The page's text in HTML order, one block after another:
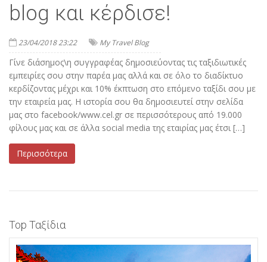
blog και κέρδισε!
23/04/2018 23:22 My Travel Blog
Γίνε διάσημος\η συγγραφέας δημοσιεύοντας τις ταξιδιωτικές
εμπειρίες σου στην παρέα μας αλλά και σε όλο το διαδίκτυο
κερδίζοντας μέχρι και 10% έκπτωση στο επόμενο ταξίδι σου με
την εταιρεία μας. Η ιστορία σου θα δημοσιευτεί στην σελίδα
μας στο facebook/www.cel.gr σε περισσότερους από 19.000
φίλους μας και σε άλλα social media της εταιρίας μας έτσι […]
Περισσότερα
Top Ταξίδια